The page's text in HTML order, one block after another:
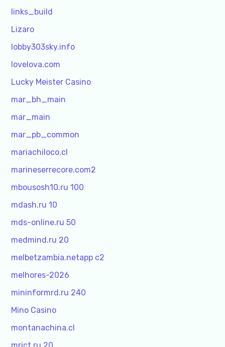
links_build
Lizaro
lobby303sky.info
lovelova.com
Lucky Meister Casino
mar_bh_main
mar_main
mar_pb_common
mariachiloco.cl
marineserrecore.com2
mbousosh10.ru 100
mdash.ru 10
mds-online.ru 50
medmind.ru 20
melbetzambia.netapp c2
melhores-2026
mininformrd.ru 240
Mino Casino
montanachina.cl